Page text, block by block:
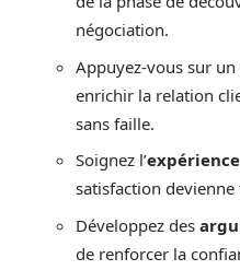
négociation.
Appuyez-vous sur un
enrichir la relation
sans faille.
Soignez l’
satisfaction devienne
Développez des
de renforcer la